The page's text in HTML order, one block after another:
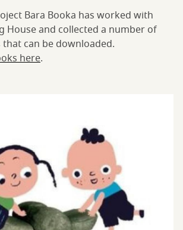
Bara Booka has worked with
House and collected a number of
can be downloaded.
here.